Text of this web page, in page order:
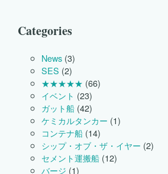
Categories
News (3)
SES (2)
★★★★★ (66)
イベント (23)
ガット船 (42)
ケミカルタンカー (1)
コンテナ船 (14)
シップ・オブ・ザ・イヤー (2)
セメント運搬船 (12)
バージ (1)